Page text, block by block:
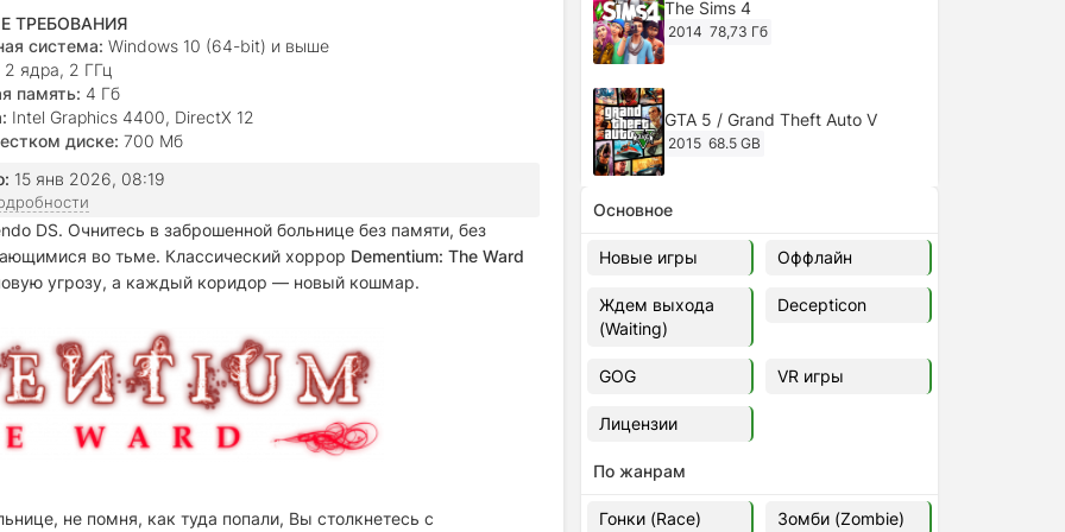
ТРЕБОВАНИЯ
система: Windows 10 (64-bit) и выше
2 ядра, 2 ГГц
память: 4 Гб
Intel Graphics 4400, DirectX 12
диске: 700 Мб
15 янв 2026, 08:19
DS. Очнитесь в заброшенной больнице без памяти, без
во тьме. Классический хоррор Dementium: The Ward
угрозу, а каждый коридор — новый кошмар.
не помня, как туда попали, Вы столкнетесь с
The Sims 4
2014 78,73 Гб
GTA 5 / Grand Theft Auto V
2015 68.5 GB
Ghost of Tsushima: Director's Cut
v.1053.8.1023.1614 [RePack
Decepticon] (2024)
2024
Cyberpunk 2077
49.4 GB
Ghost of Tsushima: Director's Cut
v.1053.9.0623.1807 [Папка
Основное
Новые игры Оффлайн
Ждем выхода
(Waiting)
Decepticon
GOG VR игры
Лицензии
По жанрам
Гонки (Race) Зомби (Zombie)